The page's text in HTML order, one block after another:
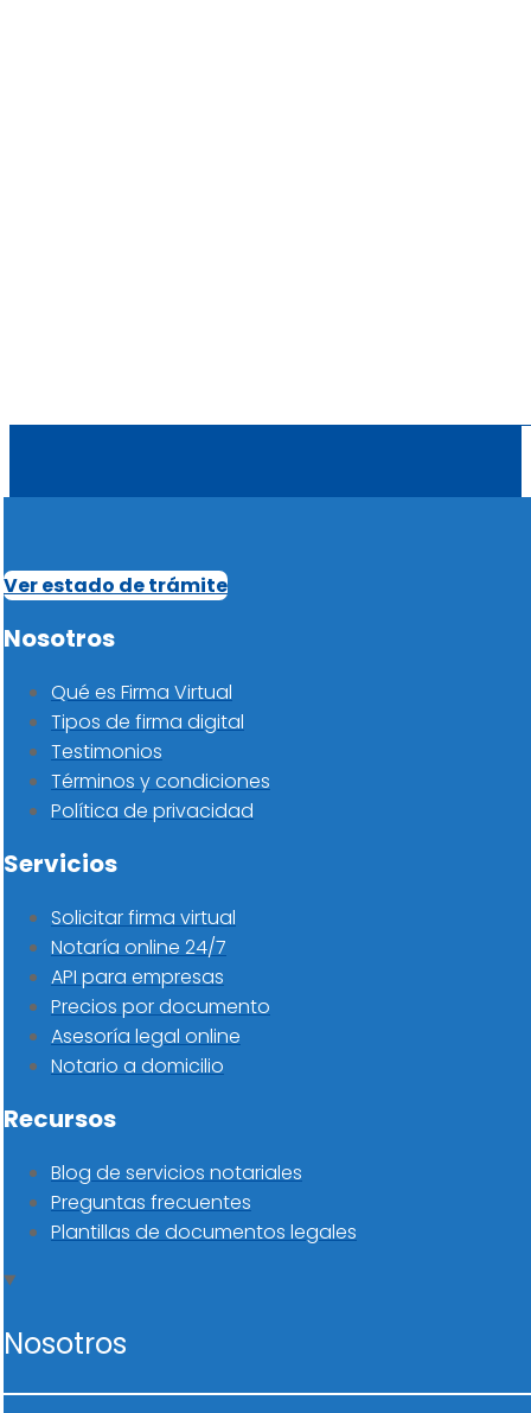
Ver estado de trámite
Nosotros
Qué es Firma Virtual
Tipos de firma digital
Testimonios
Términos y condiciones
Política de privacidad
Servicios
Solicitar firma virtual
Notaría online 24/7
API para empresas
Precios por documento
Asesoría legal online
Notario a domicilio
Recursos
Blog de servicios notariales
Preguntas frecuentes
Plantillas de documentos legales
Nosotros